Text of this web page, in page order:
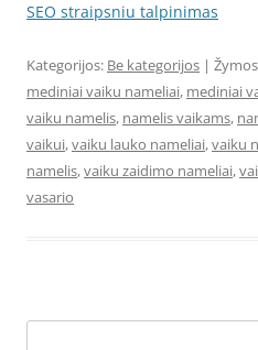
SEO straipsniu talpinimas
Kategorijos: Be kategorijos |
mediniai vaiku nameliai, mediniai
vaiku namelis, namelis vaikams,
vaikui,vaiku lauko nameliai,vaiku
namelis,vaiku zaidimo nameliai,
vasario